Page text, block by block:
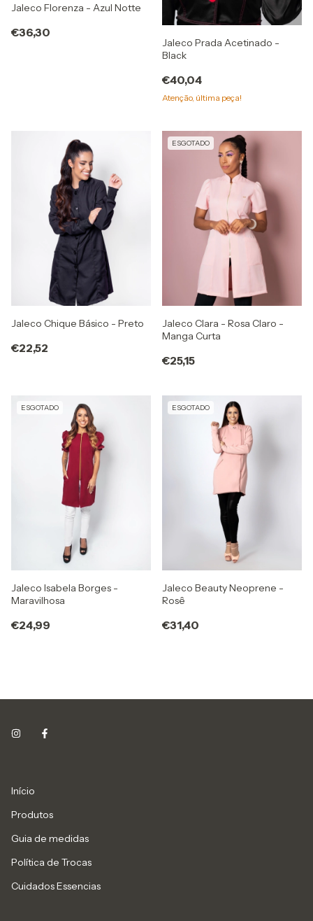
Jaleco Florenza - Azul Notte
€36,30
Jaleco Prada Acetinado -
Black
€40,04
Atenção, última peça!
Jaleco Chique Básico - Preto
€22,52
ESGOTADO
Jaleco Clara - Rosa Claro -
Manga Curta
€25,15
ESGOTADO
Jaleco Isabela Borges -
Maravilhosa
€24,99
ESGOTADO
Jaleco Beauty Neoprene -
Rosê
€31,40
Início
Produtos
Guia de medidas
Política de Trocas
Cuidados Essencias